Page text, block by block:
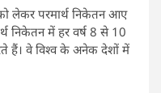
को लेकर परमार्थ निकेतन आए
निकेतन में हर वर्ष 8 से 10
हैं। वे विश्व के अनेक देशों में